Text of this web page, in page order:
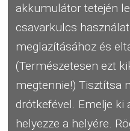
akkumulátor tetején
csavarkulcs
meglazításához és
(Természetesen ezt
megtennie!) Tisztítsa
drótkefével. Emelje ki
helyezze a helyére.